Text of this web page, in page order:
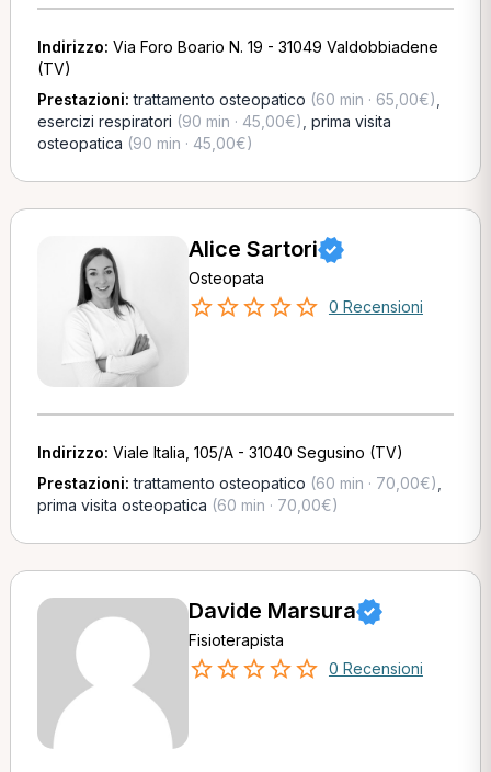
Indirizzo: Via Foro Boario N. 19 - 31049 Valdobbiadene
(TV)
Prestazioni:trattamento osteopatico (60 min · 65,00€)
esercizi respiratori (90 min · 45,00€) prima visita
osteopatica (90 min · 45,00€)
Alice Sartori
Osteopata
0 Recensioni
Indirizzo: Viale Italia, 105/A - 31040 Segusino (TV)
Prestazioni:trattamento osteopatico (60 min · 70,00€)
prima visita osteopatica (60 min · 70,00€)
Davide Marsura
Fisioterapista
0 Recensioni